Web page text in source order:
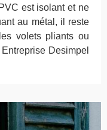
est isolant et ne
au métal, il reste
volets pliants ou
Desimpel